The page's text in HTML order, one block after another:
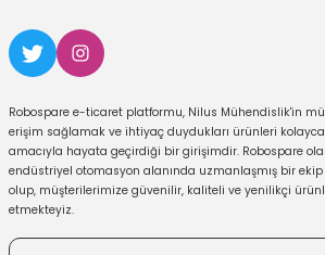
Robospare e-ticaret platformu, Nilus Mühendislik'in
erişim sağlamak ve ihtiyaç duydukları ürünleri
amacıyla hayata geçirdiği bir girişimdir. Robospare
endüstriyel otomasyon alanında uzmanlaşmış bir
olup, müşterilerimize güvenilir, kaliteli ve yenilikçi
etmekteyiz.